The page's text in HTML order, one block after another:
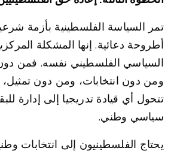
تمر السياسة الفلسطينية بأزمة
أطروحة دعائية. إنها المشكلة
السياسي الفلسطيني نفسه. فمن
ومن دون انتخابات، ومن دون
تتحول أي قيادة تدريجيا إلى إدارة
سياسي وطني.
يحتاج الفلسطينيون إلى انتخابات